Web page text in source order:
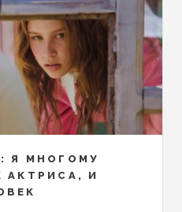
Я МНОГОМУ
АКТРИСА, И